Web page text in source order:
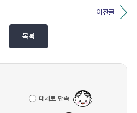
이전글
목록
대체로 만족